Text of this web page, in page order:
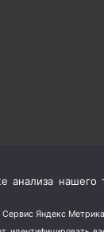
анализа
Яндекс